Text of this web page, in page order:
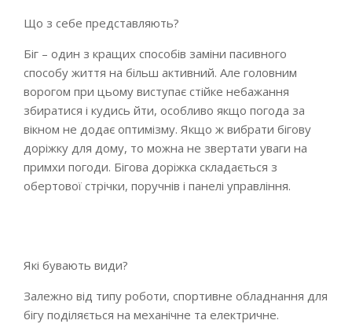
Що з себе представляють?
Біг – один з кращих способів заміни пасивного
способу життя на більш активний. Але головним
ворогом при цьому виступає стійке небажання
збиратися і кудись йти, особливо якщо погода за
вікном не додає оптимізму. Якщо ж вибрати бігову
доріжку для дому, то можна не звертати уваги на
примхи погоди. Бігова доріжка складається з
обертової стрічки, поручнів і панелі управління.
Які бувають види?
Залежно від типу роботи, спортивне обладнання для
бігу поділяється на механічне та електричне.